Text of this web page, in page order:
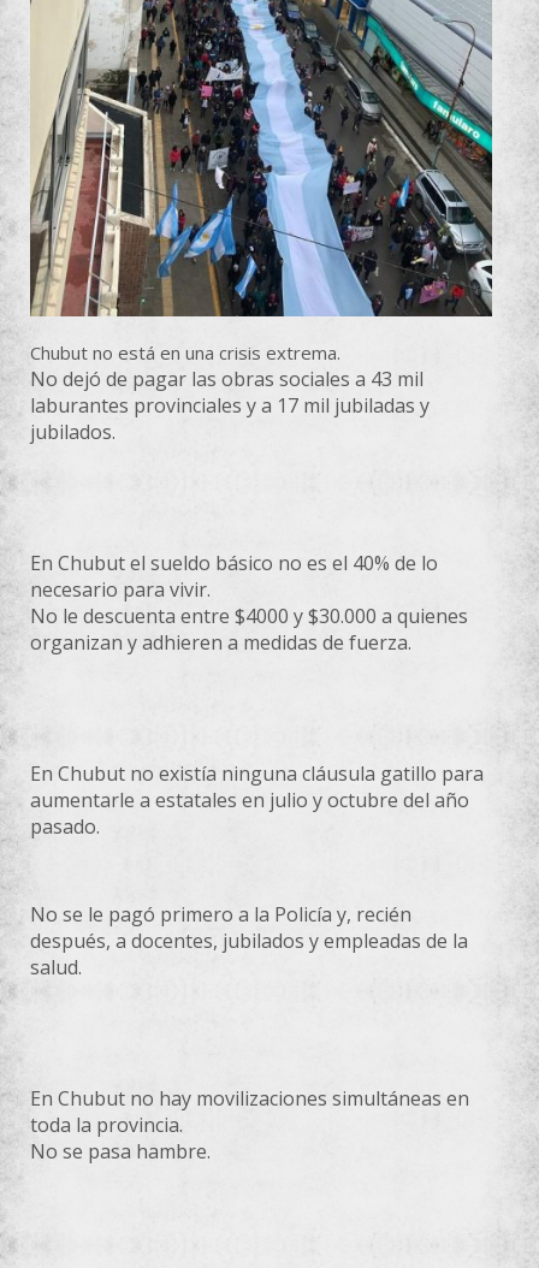
Chubut no está en una crisis extrema.
No dejó de pagar las obras sociales a 43 mil
laburantes provinciales y a 17 mil jubiladas y
jubilados.
En Chubut el sueldo básico no es el 40% de lo
necesario para vivir.
No le descuenta entre $4000 y $30.000 a quienes
organizan y adhieren a medidas de fuerza.
En Chubut no existía ninguna cláusula gatillo para
aumentarle a estatales en julio y octubre del año
pasado.
No se le pagó primero a la Policía y, recién
después, a docentes, jubilados y empleadas de la
salud.
En Chubut no hay movilizaciones simultáneas en
toda la provincia.
No se pasa hambre.